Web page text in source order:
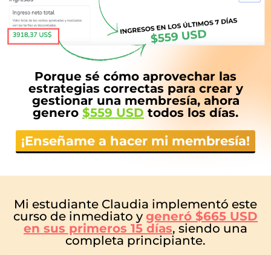
Porque sé cómo aprovechar las
estrategias correctas para crear y
gestionar una membresía, ahora
genero $559 USD todos los días.
¡Enseñame a hacer mi membresía!
Mi estudiante Claudia implementó este
curso de inmediato y generó $665 USD
en sus primeros 15 días, siendo una
completa principiante.